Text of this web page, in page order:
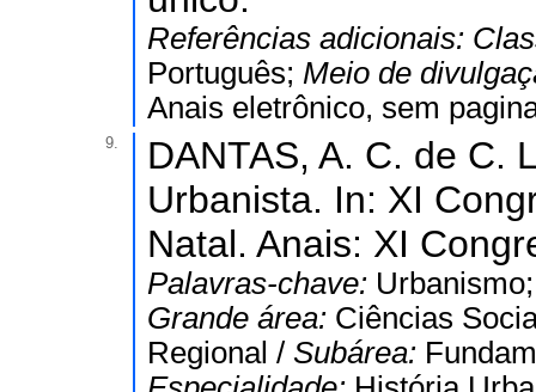
Referências adicionais:
Português; Meio de
Anais eletrônico, sem
9.
DANTAS, A. C. de C.
Urbanista. In: XI
Natal. Anais: XI
Palavras-chave:
Grande área: Ciências
Regional / Subárea: